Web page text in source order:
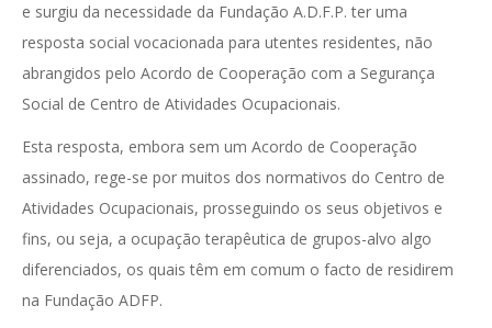
e surgiu da necessidade da Fundação A.D.F.P. ter uma
resposta social vocacionada para utentes residentes, não
abrangidos pelo Acordo de Cooperação com a Segurança
Social de Centro de Atividades Ocupacionais.
Esta resposta, embora sem um Acordo de Cooperação
assinado, rege-se por muitos dos normativos do Centro de
Atividades Ocupacionais, prosseguindo os seus objetivos e
fins, ou seja, a ocupação terapêutica de grupos-alvo algo
diferenciados, os quais têm em comum o facto de residirem
na Fundação ADFP.